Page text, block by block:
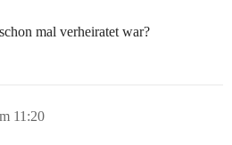
mal verheiratet war?
11:20